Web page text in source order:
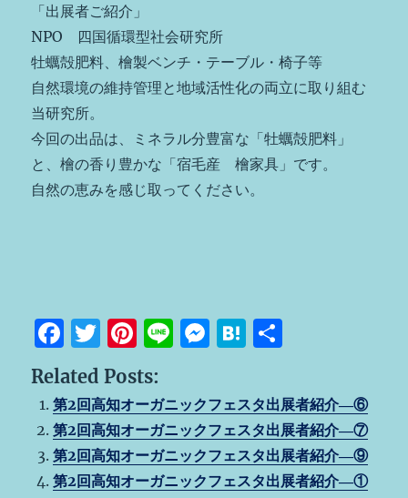
c
e
b
o
o
k
it
te
r
te
re
st
e ss
e
n
er
n
a
「出展者ご紹介」
NPO 四国循環型社会研究所
牡蠣殻肥料、檜製ベンチ・テーブル・椅子等
自然環境の維持管理と地域活性化の両立に取り組む
当研究所。
今回の出品は、ミネラル分豊富な「牡蠣殻肥料」
と、檜の香り豊かな「宿毛産 檜家具」です。
自然の恵みを感じ取ってください。
F
a
c
e
b
o
T
w
it
te
r
Pi
n
te
re
st
Li
e
M
ss
e
n
g
H
e
n
a
Related Posts:
第2回高知オーガニックフェスタ出展者紹介―⑥
第2回高知オーガニックフェスタ出展者紹介―⑦
第2回高知オーガニックフェスタ出展者紹介―⑨
第2回高知オーガニックフェスタ出展者紹介―①